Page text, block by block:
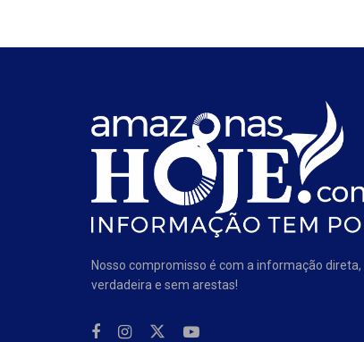
Nosso compromisso é com a informação direta,
verdadeira e sem arestas!